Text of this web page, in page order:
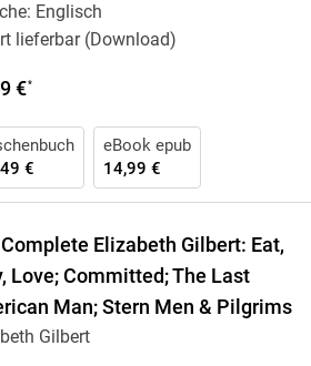
Englisch
lieferbar (Download)
€*
€
eBook epub
14,99 €
Elizabeth Gilbert: Eat,
Love; Committed; The Last
Man; Stern Men & Pilgrims
Gilbert